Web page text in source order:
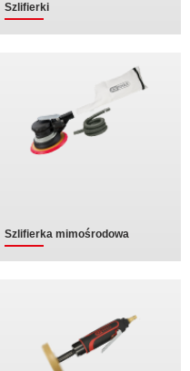
Szlifierki
Szlifierka mimośrodowa